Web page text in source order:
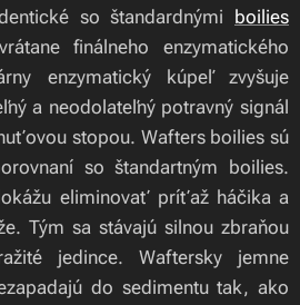
so štandardnými boilies
finálneho enzymatického
enzymatický kúpeľ zvyšuje
a neodolateľný potravný signál
stopou. Wafters boilies sú
so štandartným boilies.
eliminovať príťaž háčika a
Tým sa stávajú silnou zbraňou
jedince. Waftersky jemne
do sedimentu tak, ako